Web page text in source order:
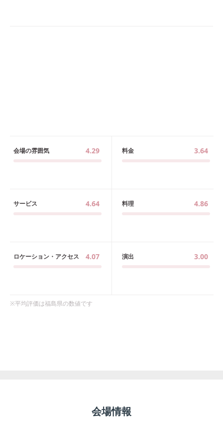
会場の雰囲気 4.29 料金 3.64
サービス 4.64 料理 4.86
ロケーション・アクセス 4.07 演出 3.00
※平均評価は福島県の数値です
会場情報